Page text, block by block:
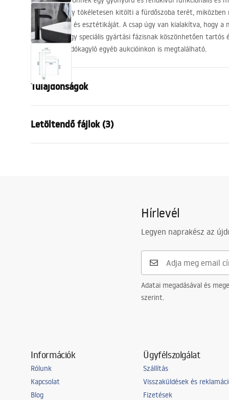
termék, amely tökéletesen kitölti a fürdőszoba terét, miközben
megjelenését és esztétikáját. A csap úgy van kialakítva, hogy
szerelhető. Egy speciális gyártási fázisnak köszönhetően
szifonos mosdókagyló egyéb aukcióinkon is megtalálható.
Tulajdonságok
Felszerelés
Szín
Fekete
Galvanizálás
24 Hónap
Letöltendő fájlok (3)
Safety_Information_Faucets.pdf
Hírlevél
Legyen naprakész az
Adatai megadásával és
szerint.
Információk
Rólunk
Kapcsolat
Blog
Ügyfélszolgálat
Szállítás
Visszaküldések és
Fizetések